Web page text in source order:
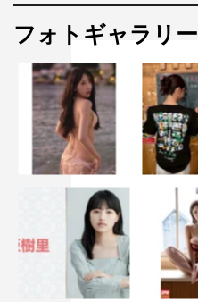
フォトギャラリー